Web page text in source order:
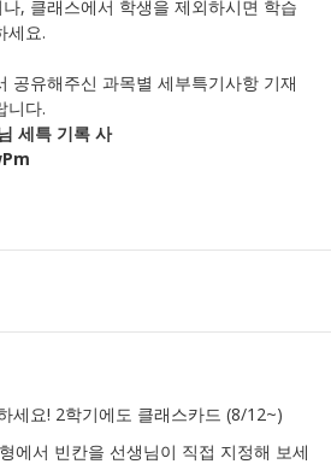
, 클래스에서 학생을 제외하시면 학습
세요.
공유해주신 과목별 세부특기사항 기재
니다.
세특 기록 사
세요! 2학기에도 클래스카드 (8/12~)
에서 빈칸을 선생님이 직접 지정해 보세